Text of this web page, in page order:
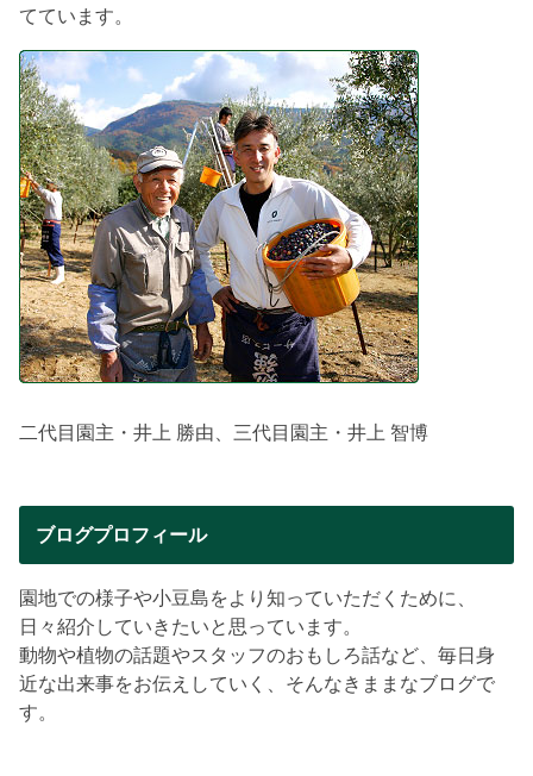
てています。
二代目園主・井上 勝由、三代目園主・井上 智博
ブログプロフィール
園地での様子や小豆島をより知っていただくために、
日々紹介していきたいと思っています。
動物や植物の話題やスタッフのおもしろ話など、毎日身
近な出来事をお伝えしていく、そんなきままなブログで
す。